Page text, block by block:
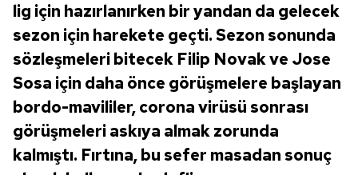
lig için hazırlanırken bir yandan da gelecek
sezon için harekete geçti. Sezon sonunda
sözleşmeleri bitecek Filip Novak ve Jose
Sosa için daha önce görüşmelere başlayan
bordo-mavililer, corona virüsü sonrası
görüşmeleri askıya almak zorunda
kalmıştı. Fırtına, bu sefer masadan sonuç